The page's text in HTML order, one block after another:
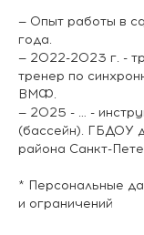
— Опыт работы в
года.
— 2022-2023 г. -
тренер по
ВМФ.
— 2025 - … -
(бассейн). ГБДОУ
района Санкт-
* Персональные
и ограничений